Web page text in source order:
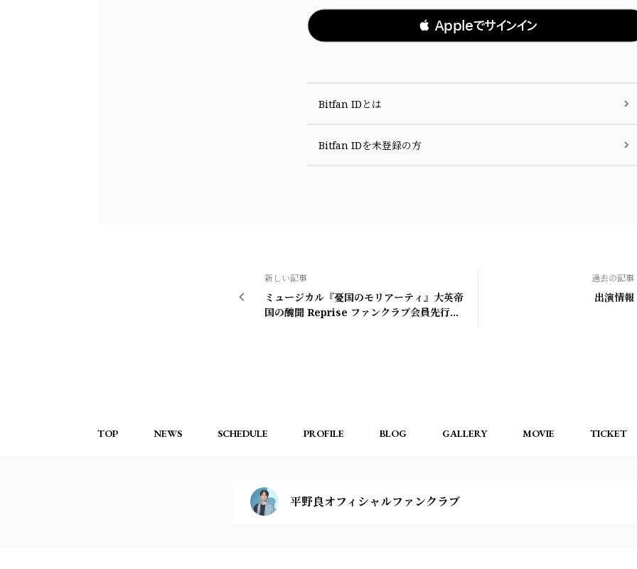
 Appleでサインイン
Bitfan IDとは
Bitfan IDを未登録の方
新しい記事
ミュージカル『憂国のモリアーティ』大英帝
国の醜聞 Reprise ファンクラブ会員先行実
過去の記事
出演情報
TOP NEWS SCHEDULE PROFILE BLOG GALLERY MOVIE TICKET
平野良オフィシャルファンクラブ